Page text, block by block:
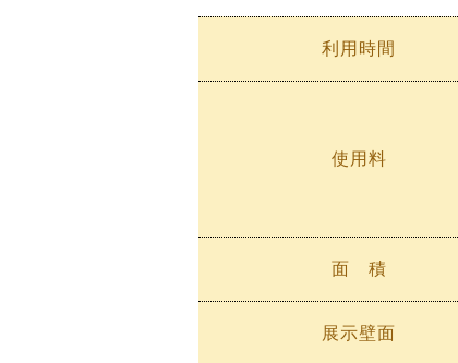
利用時間
使用料
面 積
展示壁面